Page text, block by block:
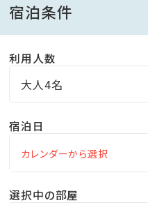
［レストラン 1部 17：45
00］
※当日のご予約は承れな
鹿児島ならではの地元食
または和食セットメニュー
宿泊条件
利用人数
大人4名
宿泊日
選択中の部屋